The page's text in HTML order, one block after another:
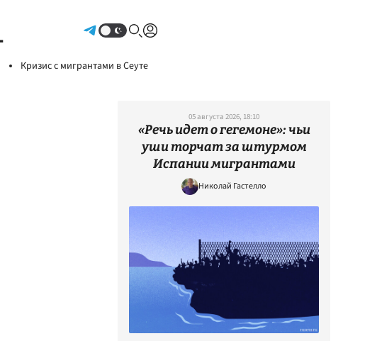
Кризис с мигрантами в Сеуте
05 августа 2026, 18:10
«Речь идет о гегемоне»: чьи
уши торчат за штурмом
Испании мигрантами
Николай Гастелло